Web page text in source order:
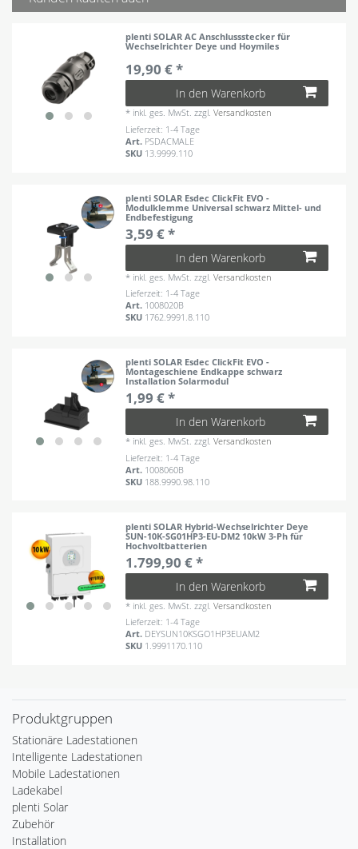
plenti SOLAR AC Anschlussstecker für
Wechselrichter Deye und Hoymiles
19,90 € *
In den Warenkorb
* inkl. ges. MwSt. zzgl.Versandkosten
Lieferzeit: 1-4 Tage
Art. PSDACMALE
SKU 13.9999.110
plenti SOLAR Esdec ClickFit EVO -
Modulklemme Universal schwarz Mittel- und
Endbefestigung
3,59 € *
In den Warenkorb
* inkl. ges. MwSt. zzgl.Versandkosten
Lieferzeit: 1-4 Tage
Art. 1008020B
SKU 1762.9991.8.110
plenti SOLAR Esdec ClickFit EVO -
Montageschiene Endkappe schwarz
Installation Solarmodul
1,99 € *
In den Warenkorb
* inkl. ges. MwSt. zzgl.Versandkosten
Lieferzeit: 1-4 Tage
Art. 1008060B
SKU 188.9990.98.110
plenti SOLAR Hybrid-Wechselrichter Deye
SUN-10K-SG01HP3-EU-DM2 10kW 3-Ph für
Hochvoltbatterien
1.799,90 € *
In den Warenkorb
* inkl. ges. MwSt. zzgl.Versandkosten
Lieferzeit: 1-4 Tage
Art. DEYSUN10KSGO1HP3EUAM2
SKU 1.9991170.110
Produktgruppen
Stationäre Ladestationen
Intelligente Ladestationen
Mobile Ladestationen
Ladekabel
plenti Solar
Zubehör
Installation